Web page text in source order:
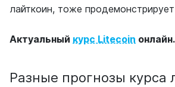
лайткоин, тоже
Актуальный курс Litecoin онлайн.
Разные прогнозы курса